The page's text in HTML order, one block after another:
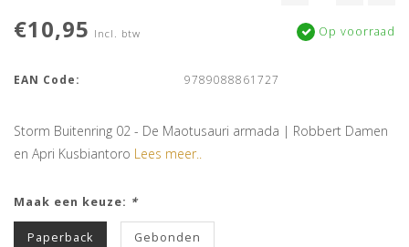
€10,95 Incl. btw Op voorraad
EAN Code: 9789088861727
Storm Buitenring 02 - De Maotusauri armada | Robbert Damen
en Apri Kusbiantoro Lees meer..
Maak een keuze: *
Paperback Gebonden